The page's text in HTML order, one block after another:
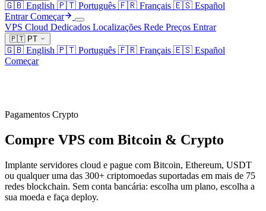
🇬🇧 English 🇵🇹 Português 🇫🇷 Français 🇪🇸 Español
EntrarComeçar
VPS Cloud Dedicados Localizações Rede Preços Entrar
🇵🇹 PT
🇬🇧 English 🇵🇹 Português 🇫🇷 Français 🇪🇸 Español
Começar
Pagamentos Crypto
Compre VPS com Bitcoin & Crypto
Implante servidores cloud e pague com Bitcoin, Ethereum, USDT
ou qualquer uma das 300+ criptomoedas suportadas em mais de 75
redes blockchain. Sem conta bancária: escolha um plano, escolha a
sua moeda e faça deploy.